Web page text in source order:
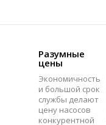
Разумные
цены
Экономичность
и большой срок
службы делают
цену насосов
конкурентной